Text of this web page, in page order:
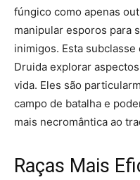
fúngico como apenas
manipular esporos para
inimigos. Esta
Druida explorar
vida. Eles são
campo de batalha e
mais necromântica ao
Raças Mais